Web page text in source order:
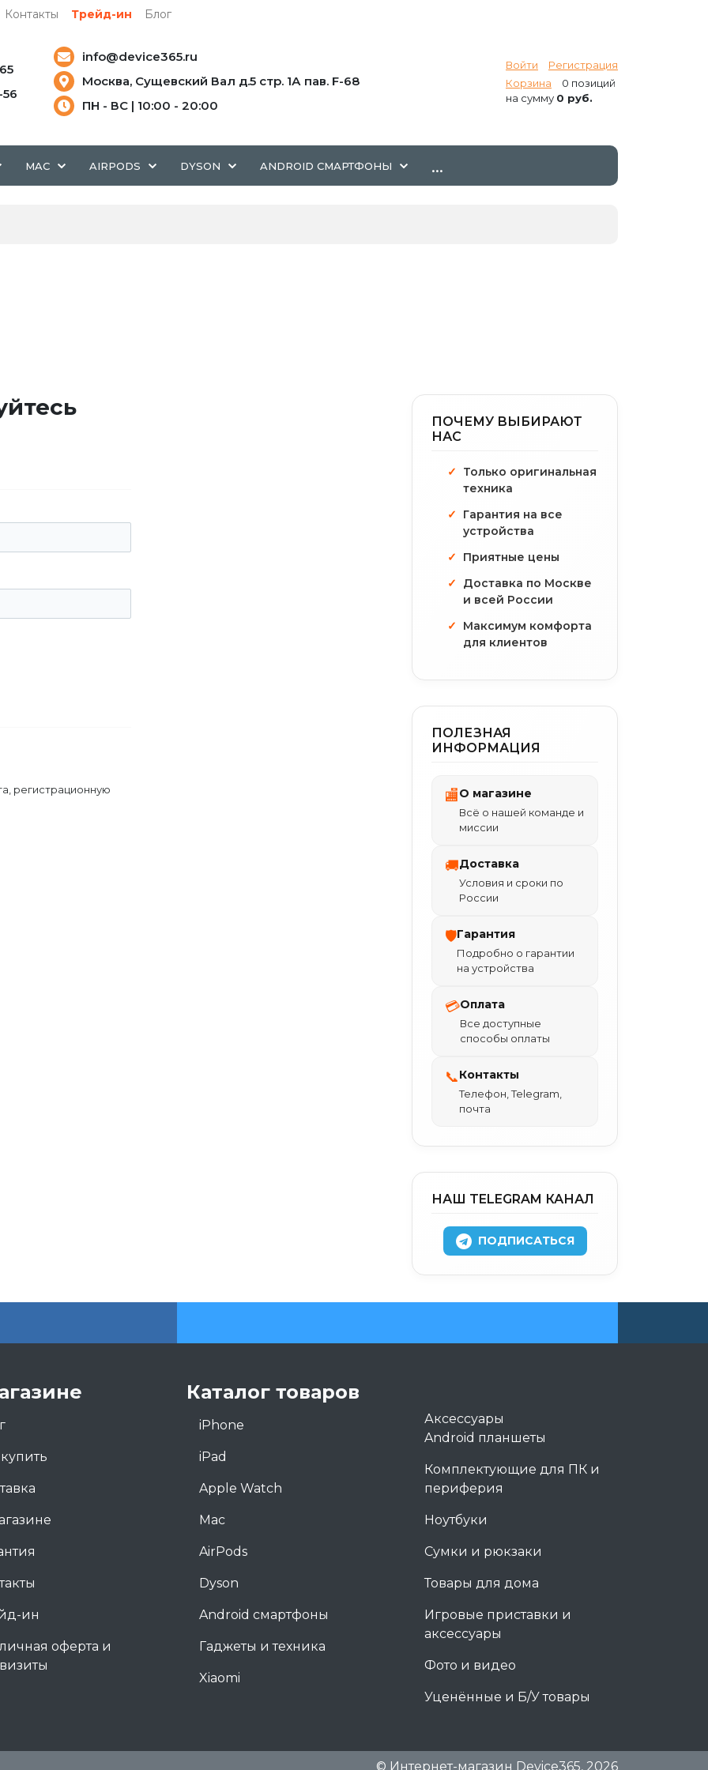
Контакты Трейд-ин Блог
Войти
Регистрация
Корзина
0 позиций
на сумму 0 руб.
info@device365.ru
Москва, Сущевский Вал д.5 стр. 1А пав. F-68
ПН - ВС | 10:00 - 20:00
MAC AIRPODS DYSON ANDROID СМАРТФОНЫ ...
регистрационную
ПОЧЕМУ ВЫБИРАЮТ
НАС
Только оригинальная
техника
Гарантия на все
устройства
Приятные цены
Доставка по Москве
и всей России
Максимум комфорта
для клиентов
ПОЛЕЗНАЯ
ИНФОРМАЦИЯ
🏬О магазине
Всё о нашей команде и
миссии
🚚Доставка
Условия и сроки по
России
🛡Гарантия
Подробно о гарантии
на устройства
💳Оплата
Все доступные
способы оплаты
📞Контакты
Телефон, Telegram,
почта
НАШ TELEGRAM КАНАЛ
ПОДПИСАТЬСЯ
ин
оферта и
Каталог товаров
iPhone
iPad
Apple Watch
Mac
AirPods
Dyson
Android смартфоны
Гаджеты и техника
Xiaomi
Аксессуары
Android планшеты
Комплектующие для ПК и
периферия
Ноутбуки
Сумки и рюкзаки
Товары для дома
Игровые приставки и
аксессуары
Фото и видео
Уценённые и Б/У товары
© Интернет-магазин Device365, 2026